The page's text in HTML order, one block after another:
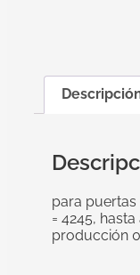
para puertas
= 4245,
producción